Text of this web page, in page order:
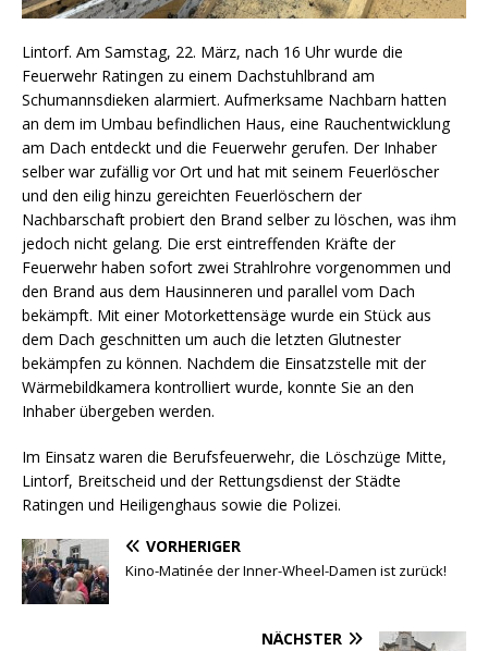
Lintorf. Am Samstag, 22. März, nach 16 Uhr wurde die
Feuerwehr Ratingen zu einem Dachstuhlbrand am
Schumannsdieken alarmiert. Aufmerksame Nachbarn hatten
an dem im Umbau befindlichen Haus, eine Rauchentwicklung
am Dach entdeckt und die Feuerwehr gerufen. Der Inhaber
selber war zufällig vor Ort und hat mit seinem Feuerlöscher
und den eilig hinzu gereichten Feuerlöschern der
Nachbarschaft probiert den Brand selber zu löschen, was ihm
jedoch nicht gelang. Die erst eintreffenden Kräfte der
Feuerwehr haben sofort zwei Strahlrohre vorgenommen und
den Brand aus dem Hausinneren und parallel vom Dach
bekämpft. Mit einer Motorkettensäge wurde ein Stück aus
dem Dach geschnitten um auch die letzten Glutnester
bekämpfen zu können. Nachdem die Einsatzstelle mit der
Wärmebildkamera kontrolliert wurde, konnte Sie an den
Inhaber übergeben werden.
Im Einsatz waren die Berufsfeuerwehr, die Löschzüge Mitte,
Lintorf, Breitscheid und der Rettungsdienst der Städte
Ratingen und Heiligenghaus sowie die Polizei.
VORHERIGER
Kino-Matinée der Inner-Wheel-Damen ist zurück!
NÄCHSTER